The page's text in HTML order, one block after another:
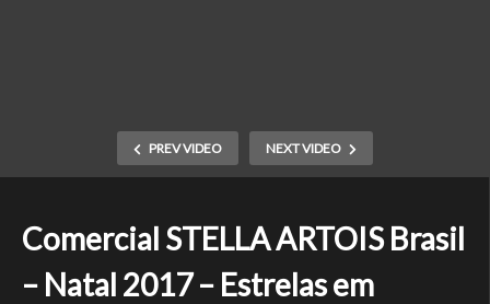
PREV VIDEO NEXT VIDEO
Comercial STELLA ARTOIS Brasil
– Natal 2017 – Estrelas em